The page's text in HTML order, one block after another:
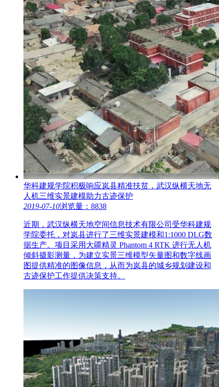
华科建规学院积极响应岚县精准扶贫，武汉纵横天地无
人机三维实景建模助力古迹保护
2019-07-10浏览量：8838
近期，武汉纵横天地空间信息技术有限公司受华科建规
学院委托，对岚县进行了三维实景建模和1:1000 DLG数
据生产。项目采用大疆精灵 Phantom 4 RTK 进行无人机
倾斜摄影测量，为建立实景三维模型矢量图和数字线画
图提供精准的图像信息，从而为岚县的城乡规划建设和
古迹保护工作提供决策支持。